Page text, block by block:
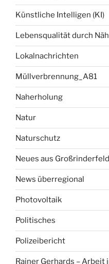
Künstliche Intelligen (KI)
Lebensqualität durch
Lokalnachrichten
Müllverbrennung_A81
Naherholung
Natur
Naturschutz
Neues aus Großrinderfeld
News überregional
Photovoltaik
Politisches
Polizeibericht
Rainer Gerhards – Arbeit